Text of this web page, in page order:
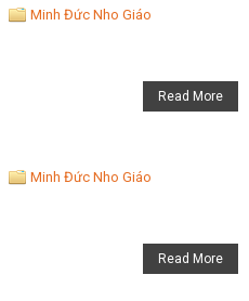
Minh Đức Nho Giáo
Read More
Minh Đức Nho Giáo
Read More